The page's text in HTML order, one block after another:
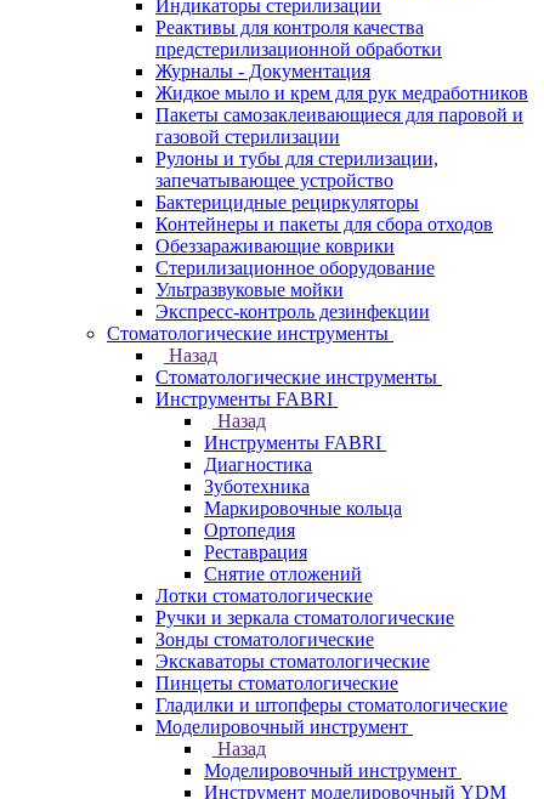
Индикаторы стерилизации
Реактивы для контроля качества
предстерилизационной обработки
Журналы - Документация
Жидкое мыло и крем для рук медработников
Пакеты самозаклеивающиеся для паровой и
газовой стерилизации
Рулоны и тубы для стерилизации,
запечатывающее устройство
Бактерицидные рециркуляторы
Контейнеры и пакеты для сбора отходов
Обеззараживающие коврики
Стерилизационное оборудование
Ультразвуковые мойки
Экспресс-контроль дезинфекции
Стоматологические инструменты
Назад
Стоматологические инструменты
Инструменты FABRI
Назад
Инструменты FABRI
Диагностика
Зуботехника
Маркировочные кольца
Ортопедия
Реставрация
Снятие отложений
Лотки стоматологические
Ручки и зеркала стоматологические
Зонды стоматологические
Экскаваторы стоматологические
Пинцеты стоматологические
Гладилки и штопферы стоматологические
Моделировочный инструмент
Назад
Моделировочный инструмент
Инструмент моделировочный YDM